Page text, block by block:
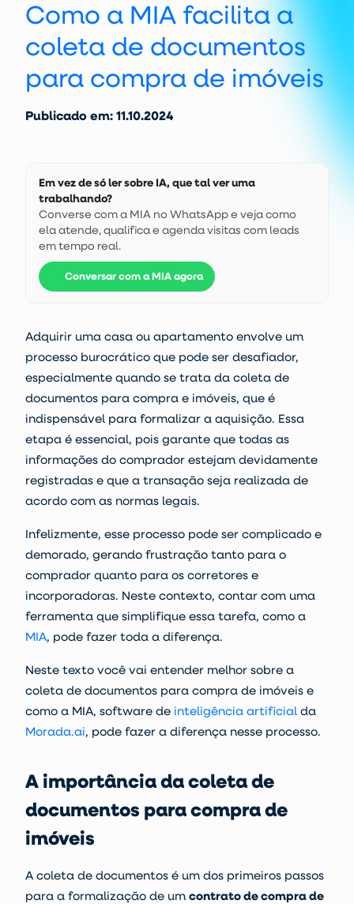
Como a MIA facilita a
coleta de documentos
para compra de imóveis
Publicado em: 11.10.2024
Em vez de só ler sobre IA, que tal ver uma
trabalhando?
Converse com a MIA no WhatsApp e veja como
ela atende, qualifica e agenda visitas com leads
em tempo real.
Conversar com a MIA agora
Adquirir uma casa ou apartamento envolve um
processo burocrático que pode ser desafiador,
especialmente quando se trata da coleta de
documentos para compra e imóveis, que é
indispensável para formalizar a aquisição. Essa
etapa é essencial, pois garante que todas as
informações do comprador estejam devidamente
registradas e que a transação seja realizada de
acordo com as normas legais.
Infelizmente, esse processo pode ser complicado e
demorado, gerando frustração tanto para o
comprador quanto para os corretores e
incorporadoras. Neste contexto, contar com uma
ferramenta que simplifique essa tarefa, como a
MIA, pode fazer toda a diferença.
Neste texto você vai entender melhor sobre a
coleta de documentos para compra de imóveis e
como a MIA, software de inteligência artificial da
Morada.ai, pode fazer a diferença nesse processo.
A importância da coleta de
documentos para compra de
imóveis
A coleta de documentos é um dos primeiros passos
para a formalização de um contrato de compra de